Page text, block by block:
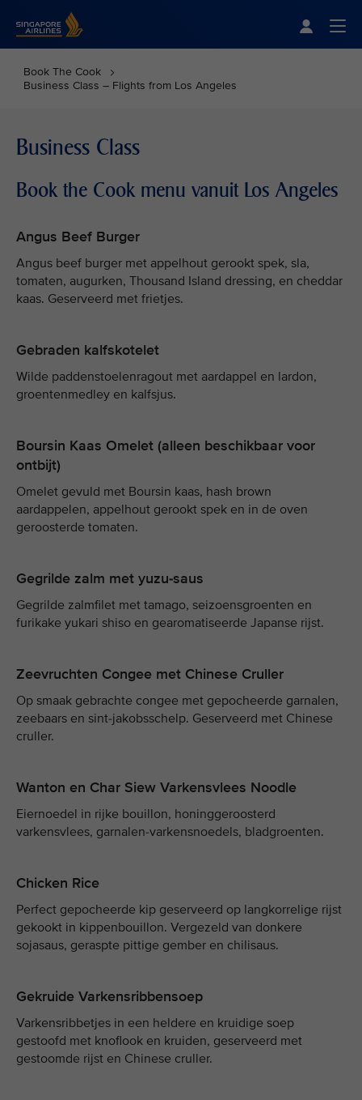
Book The Cook
Business Class – Flights from Los Angeles
Business Class
Book the Cook menu vanuit Los Angeles
Angus Beef Burger
Angus beef burger met appelhout gerookt spek, sla,
tomaten, augurken, Thousand Island dressing, en cheddar
kaas. Geserveerd met frietjes.
Gebraden kalfskotelet
Wilde paddenstoelenragout met aardappel en lardon,
groentenmedley en kalfsjus.
Boursin Kaas Omelet (alleen beschikbaar voor
ontbijt)
Omelet gevuld met Boursin kaas, hash brown
aardappelen, appelhout gerookt spek en in de oven
geroosterde tomaten.
Gegrilde zalm met yuzu-saus
Gegrilde zalmfilet met tamago, seizoensgroenten en
furikake yukari shiso en gearomatiseerde Japanse rijst.
Zeevruchten Congee met Chinese Cruller
Op smaak gebrachte congee met gepocheerde garnalen,
zeebaars en sint-jakobsschelp. Geserveerd met Chinese
cruller.
Wanton en Char Siew Varkensvlees Noodle
Eiernoedel in rijke bouillon, honinggeroosterd
varkensvlees, garnalen-varkensnoedels, bladgroenten.
Chicken Rice
Perfect gepocheerde kip geserveerd op langkorrelige rijst
gekookt in kippenbouillon. Vergezeld van donkere
sojasaus, geraspte pittige gember en chilisaus.
Gekruide Varkensribbensoep
Varkensribbetjes in een heldere en kruidige soep
gestoofd met knoflook en kruiden, geserveerd met
gestoomde rijst en Chinese cruller.